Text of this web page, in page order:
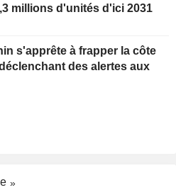
millions d'unités d'ici 2031
s'apprête à frapper la côte
des alertes aux